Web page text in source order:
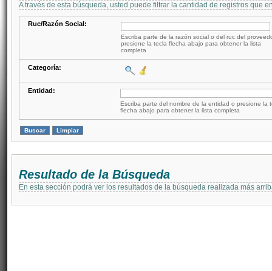
A través de esta búsqueda, usted puede filtrar la cantidad de registros que
Ruc/Razón Social:
Escriba parte de la razón social o del ruc del
presione la tecla flecha abajo para obtener la lista
completa
Categoría:
Entidad:
Escriba parte del nombre de la entidad o presione la
flecha abajo para obtener la lista completa
Resultado de la Búsqueda
En esta sección podrá ver los resultados de la búsqueda realizada más